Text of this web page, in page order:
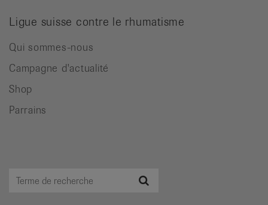
Ligue suisse contre le rhumatisme
Qui sommes-nous
Campagne d'actualité
Shop
Parrains
Terme